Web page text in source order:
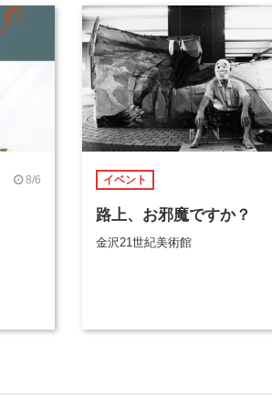
8/6 イベント
路上、お邪魔ですか？
金沢21世紀美術館